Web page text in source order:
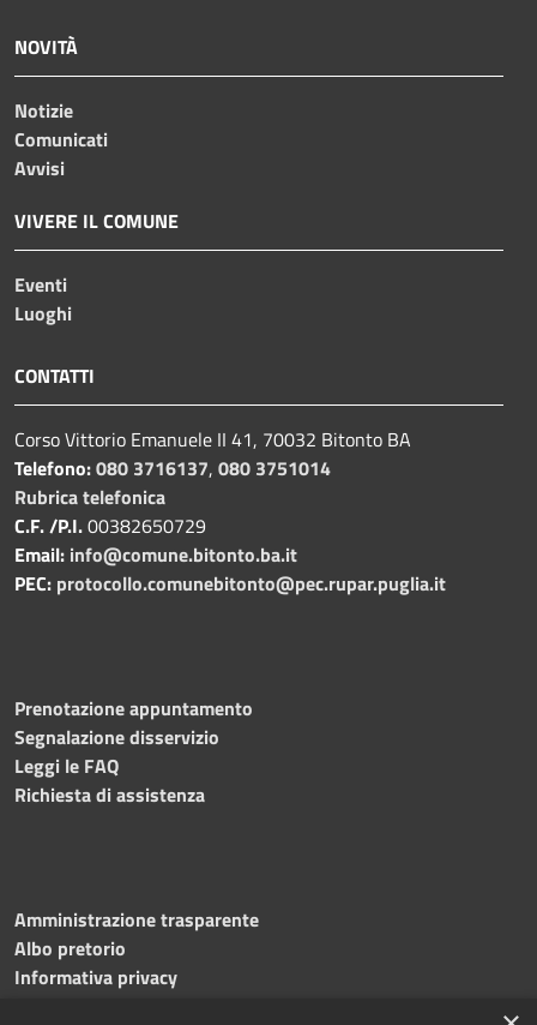
NOVITÀ
Notizie
Comunicati
Avvisi
VIVERE IL COMUNE
Eventi
Luoghi
CONTATTI
Corso Vittorio Emanuele II 41, 70032 Bitonto BA
Telefono:080 3716137, 080 3751014
Rubrica telefonica
C.F. /P.I.00382650729
Email: info@comune.bitonto.ba.it
PEC: protocollo.comunebitonto@pec.rupar.puglia.it
Prenotazione appuntamento
Segnalazione disservizio
Leggi le FAQ
Richiesta di assistenza
Amministrazione trasparente
Albo pretorio
Informativa privacy